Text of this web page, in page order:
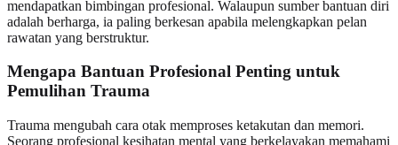
mendapatkan bimbingan profesional. Walaupun sumber bantuan diri
adalah berharga, ia paling berkesan apabila melengkapkan pelan
rawatan yang berstruktur.
Mengapa Bantuan Profesional Penting untuk
Pemulihan Trauma
Trauma mengubah cara otak memproses ketakutan dan memori.
Seorang profesional kesihatan mental yang berkelayakan memahami